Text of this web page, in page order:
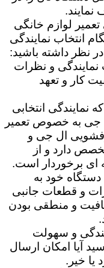
لوازم خانگی
انتخاب نمایندگی
نظر داشته باشید:
نمایندگی و نظرات
کار و تعهد
انتخابی
جی به خصوص تعمیر
ال جی و
دارد و از
ای برخوردار است.
خود به
و قطعات جانبی
و منطقی بودن
و سهولت
آیا امکان ارسال
یا خیر.